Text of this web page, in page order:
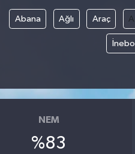
Abana Ağlı Araç
NEM
%83